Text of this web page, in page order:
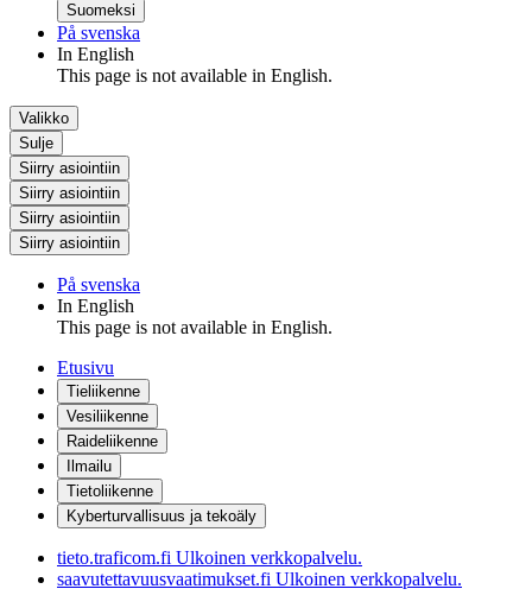
Suomeksi
På svenska
In English
This page is not available in English.
Valikko
Sulje
Siirry asiointiin
Siirry asiointiin
Siirry asiointiin
Siirry asiointiin
På svenska
In English
This page is not available in English.
Etusivu
Tieliikenne
Vesiliikenne
Raideliikenne
Ilmailu
Tietoliikenne
Kyberturvallisuus ja tekoäly
tieto.traficom.fi Ulkoinen verkkopalvelu.
saavutettavuusvaatimukset.fi Ulkoinen verkkopalvelu.